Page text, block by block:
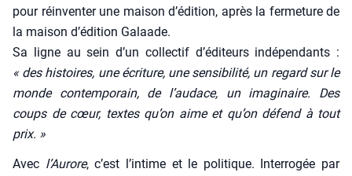
pour réin­ven­ter une mai­son d’édition, après la fer­me­ture de
la mai­son d’édition Galaade.
Sa ligne au sein d’un col­lec­tif d’éditeurs indé­pen­dants :
« des his­toires, une écri­ture, une sen­si­bi­li­té, un regard sur le
monde contem­po­rain, de l’audace, un ima­gi­naire. Des
coups de cœur, textes qu’on aime et qu’on défend à tout
prix. »
Avec l’Aurore, c’est l’intime et le poli­tique. Inter­ro­gée par